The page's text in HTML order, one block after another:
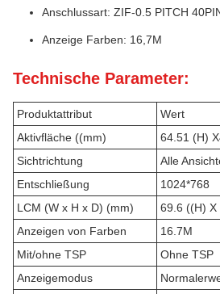
Anschlussart: ZIF-0.5 PITCH
Anzeige Farben: 16,7M
Technische Parameter:
Produktattribut
Wert
Aktivfläche ((mm)
64.51 (H)
Sichtrichtung
Alle
Entschließung
1024*768
LCM (W x H x D) (mm)
69.6 ((H) X
Anzeigen von Farben
16.7M
Mit/ohne TSP
Ohne TSP
Anzeigemodus